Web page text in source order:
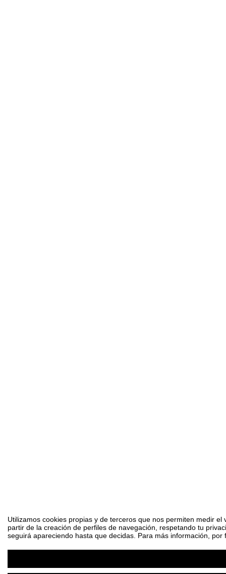
Utilizamos cookies propias y de terceros que nos permiten medir
partir de la creación de perfiles de navegación, respetando tu
seguirá apareciendo hasta que decidas. Para más información,